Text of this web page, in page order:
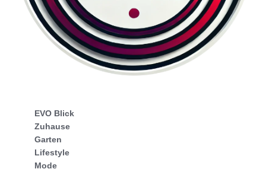
EVO Blick
Zuhause
Garten
Lifestyle
Mode